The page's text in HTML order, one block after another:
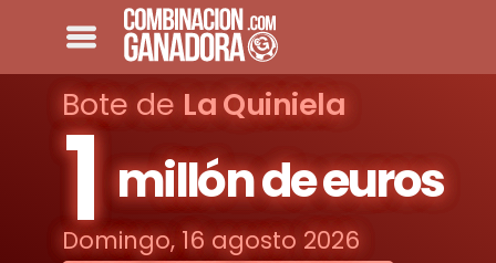
Bote de La Quiniela
1 millón de euros
Domingo, 16 agosto 2026